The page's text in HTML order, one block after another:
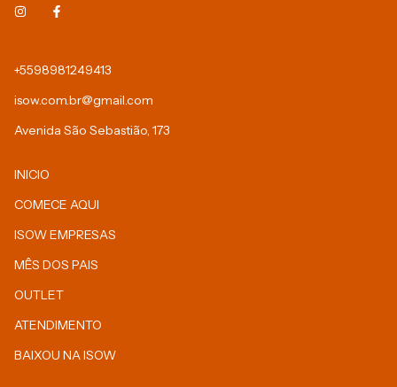
+5598981249413
isow.com.br@gmail.com
Avenida São Sebastião, 173
INICIO
COMECE AQUI
ISOW EMPRESAS
MÊS DOS PAIS
OUTLET
ATENDIMENTO
BAIXOU NA ISOW